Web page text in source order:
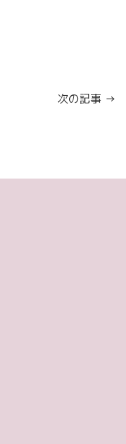
次の記事 →